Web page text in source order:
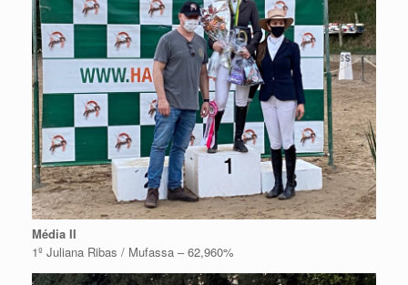
Média II
1º Juliana Ribas / Mufassa – 62,960%